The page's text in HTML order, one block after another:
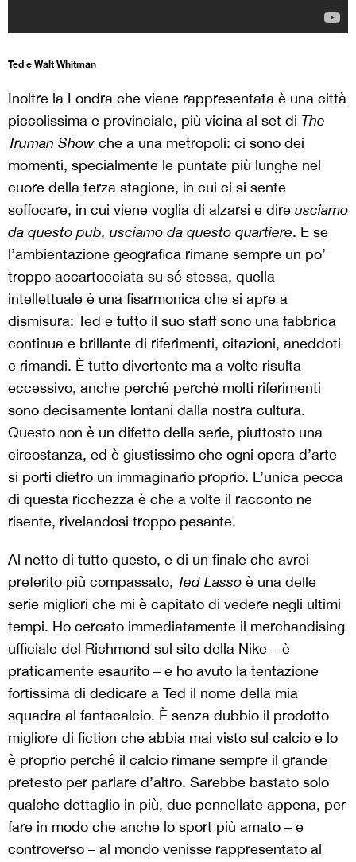
Ted e Walt Whitman
Inoltre la Londra che viene rappresentata è una città
piccolissima e provinciale, più vicina al set di The
Truman Show che a una metropoli: ci sono dei
momenti, specialmente le puntate più lunghe nel
cuore della terza stagione, in cui ci si sente
soffocare, in cui viene voglia di alzarsi e dire usciamo
da questo pub, usciamo da questo quartiere. E se
l’ambientazione geografica rimane sempre un po’
troppo accartocciata su sé stessa, quella
intellettuale è una fisarmonica che si apre a
dismisura: Ted e tutto il suo staff sono una fabbrica
continua e brillante di riferimenti, citazioni, aneddoti
e rimandi. È tutto divertente ma a volte risulta
eccessivo, anche perché perché molti riferimenti
sono decisamente lontani dalla nostra cultura.
Questo non è un difetto della serie, piuttosto una
circostanza, ed è giustissimo che ogni opera d’arte
si porti dietro un immaginario proprio. L’unica pecca
di questa ricchezza è che a volte il racconto ne
risente, rivelandosi troppo pesante.
Al netto di tutto questo, e di un finale che avrei
preferito più compassato, Ted Lasso è una delle
serie migliori che mi è capitato di vedere negli ultimi
tempi. Ho cercato immediatamente il merchandising
ufficiale del Richmond sul sito della Nike – è
praticamente esaurito – e ho avuto la tentazione
fortissima di dedicare a Ted il nome della mia
squadra al fantacalcio. È senza dubbio il prodotto
migliore di fiction che abbia mai visto sul calcio e lo
è proprio perché il calcio rimane sempre il grande
pretesto per parlare d’altro. Sarebbe bastato solo
qualche dettaglio in più, due pennellate appena, per
fare in modo che anche lo sport più amato – e
controverso – al mondo venisse rappresentato al